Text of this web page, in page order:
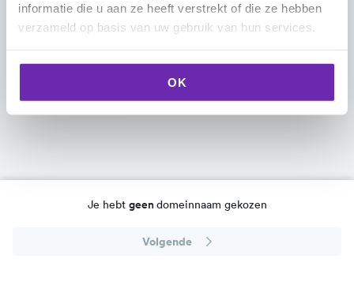
informatie die u aan ze heeft verstrekt of die ze hebben
verzameld op basis van uw gebruik van hun services.
OK
Je hebt geendomeinnaam gekozen
Volgende